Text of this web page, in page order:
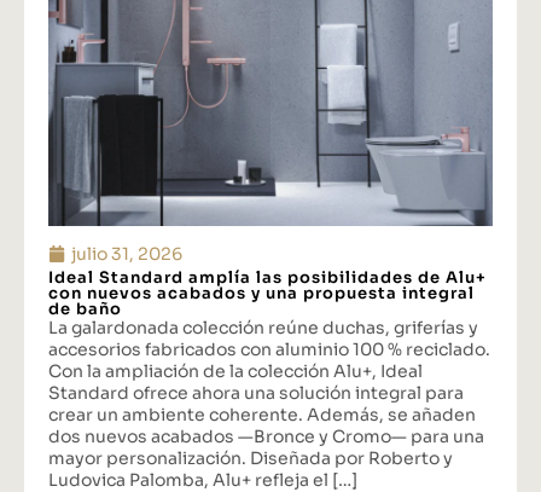
julio 31, 2026
Ideal Standard amplía las posibilidades de Alu+
con nuevos acabados y una propuesta integral
de baño
La galardonada colección reúne duchas, griferías y
accesorios fabricados con aluminio 100 % reciclado.
Con la ampliación de la colección Alu+, Ideal
Standard ofrece ahora una solución integral para
crear un ambiente coherente. Además, se añaden
dos nuevos acabados —Bronce y Cromo— para una
mayor personalización. Diseñada por Roberto y
Ludovica Palomba, Alu+ refleja el […]